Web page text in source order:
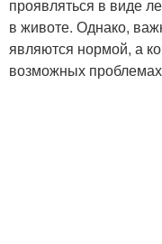
проявляться в виде
в животе. Однако,
являются нормой, а
возможных